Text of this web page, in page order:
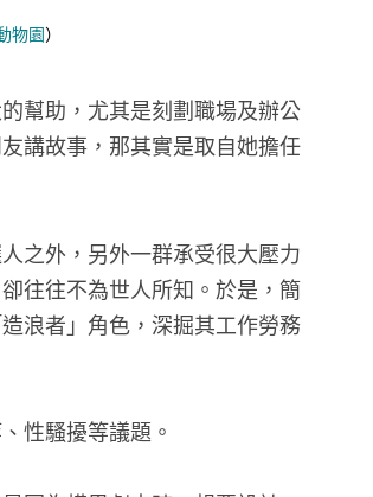
物園）
幫助，尤其是刻劃職場及辦公
講故事，那其實是取自她擔任
之外，另外一群承受很大壓力
往往不為世人所知。於是，簡
浪者」角色，深掘其工作勞務
性騷擾等議題。